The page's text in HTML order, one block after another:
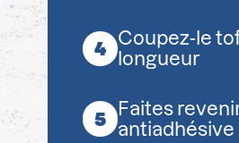
Coupez-le
longueur
Faites
antiadhésive